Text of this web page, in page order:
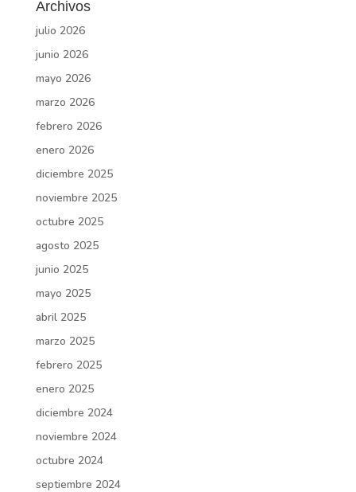
Archivos
julio 2026
junio 2026
mayo 2026
marzo 2026
febrero 2026
enero 2026
diciembre 2025
noviembre 2025
octubre 2025
agosto 2025
junio 2025
mayo 2025
abril 2025
marzo 2025
febrero 2025
enero 2025
diciembre 2024
noviembre 2024
octubre 2024
septiembre 2024